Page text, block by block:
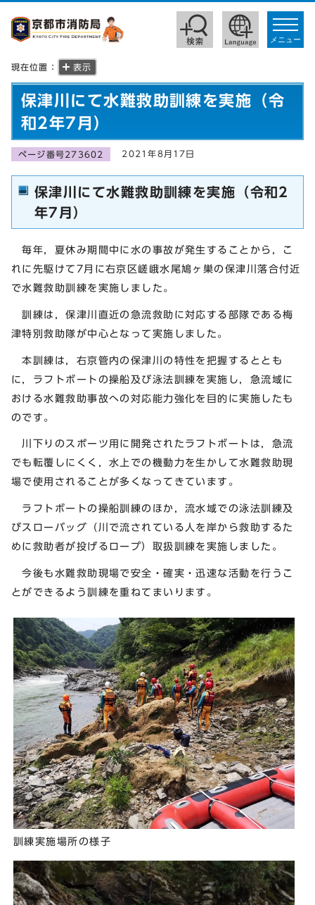
toggle
メニュー
現在位置： 表示
保津川にて水難救助訓練を実施（令
和2年7月）
ページ番号273602 2021年8月17日
保津川にて水難救助訓練を実施（令和2
年7月）
毎年，夏休み期間中に水の事故が発生することから，こ
れに先駆けて7月に右京区嵯峨水尾鳩ヶ巣の保津川落合付近
で水難救助訓練を実施しました。
訓練は，保津川直近の急流救助に対応する部隊である梅
津特別救助隊が中心となって実施しました。
本訓練は，右京管内の保津川の特性を把握するととも
に，ラフトボートの操船及び泳法訓練を実施し，急流域に
おける水難救助事故への対応能力強化を目的に実施したも
のです。
川下りのスポーツ用に開発されたラフトボートは，急流
でも転覆しにくく，水上での機動力を生かして水難救助現
場で使用されることが多くなってきています。
ラフトボートの操船訓練のほか，流水域での泳法訓練及
びスローバッグ（川で流されている人を岸から救助するた
めに救助者が投げるロープ）取扱訓練を実施しました。
今後も水難救助現場で安全・確実・迅速な活動を行うこ
とができるよう訓練を重ねてまいります。
訓練実施場所の様子